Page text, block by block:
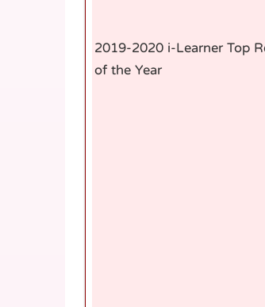
2019-2020 i-Learner Top
of the Year